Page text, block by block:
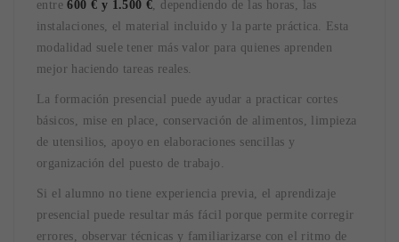
entre600 € y 1.500 € , dependiendo de las horas, las
instalaciones, el material incluido y la parte práctica. Esta
modalidad suele tener más valor para quienes aprenden
mejor haciendo tareas reales.
La formación presencial puede ayudar a practicar cortes
básicos, mise en place, conservación de alimentos, limpieza
de utensilios, apoyo en elaboraciones sencillas y
organización del puesto de trabajo.
Si el alumno no tiene experiencia previa, el aprendizaje
presencial puede resultar más fácil porque permite corregir
errores, observar técnicas y familiarizarse con el ritmo de